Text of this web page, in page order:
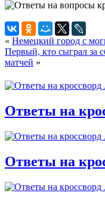
« Немецкий город с
Первый, кто сыграл за
матчей »
Ответы на
Ответы на